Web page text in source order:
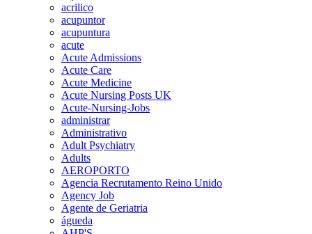
acrilico
acupuntor
acupuntura
acute
Acute Admissions
Acute Care
Acute Medicine
Acute Nursing Posts UK
Acute-Nursing-Jobs
administrar
Administrativo
Adult Psychiatry
Adults
AEROPORTO
Agencia Recrutamento Reino Unido
Agency Job
Agente de Geriatria
águeda